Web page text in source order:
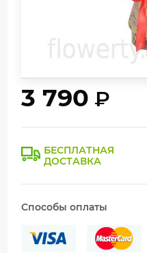
3 790 ₽
БЕСПЛАТНАЯ
ДОСТАВКА
Способы оплаты